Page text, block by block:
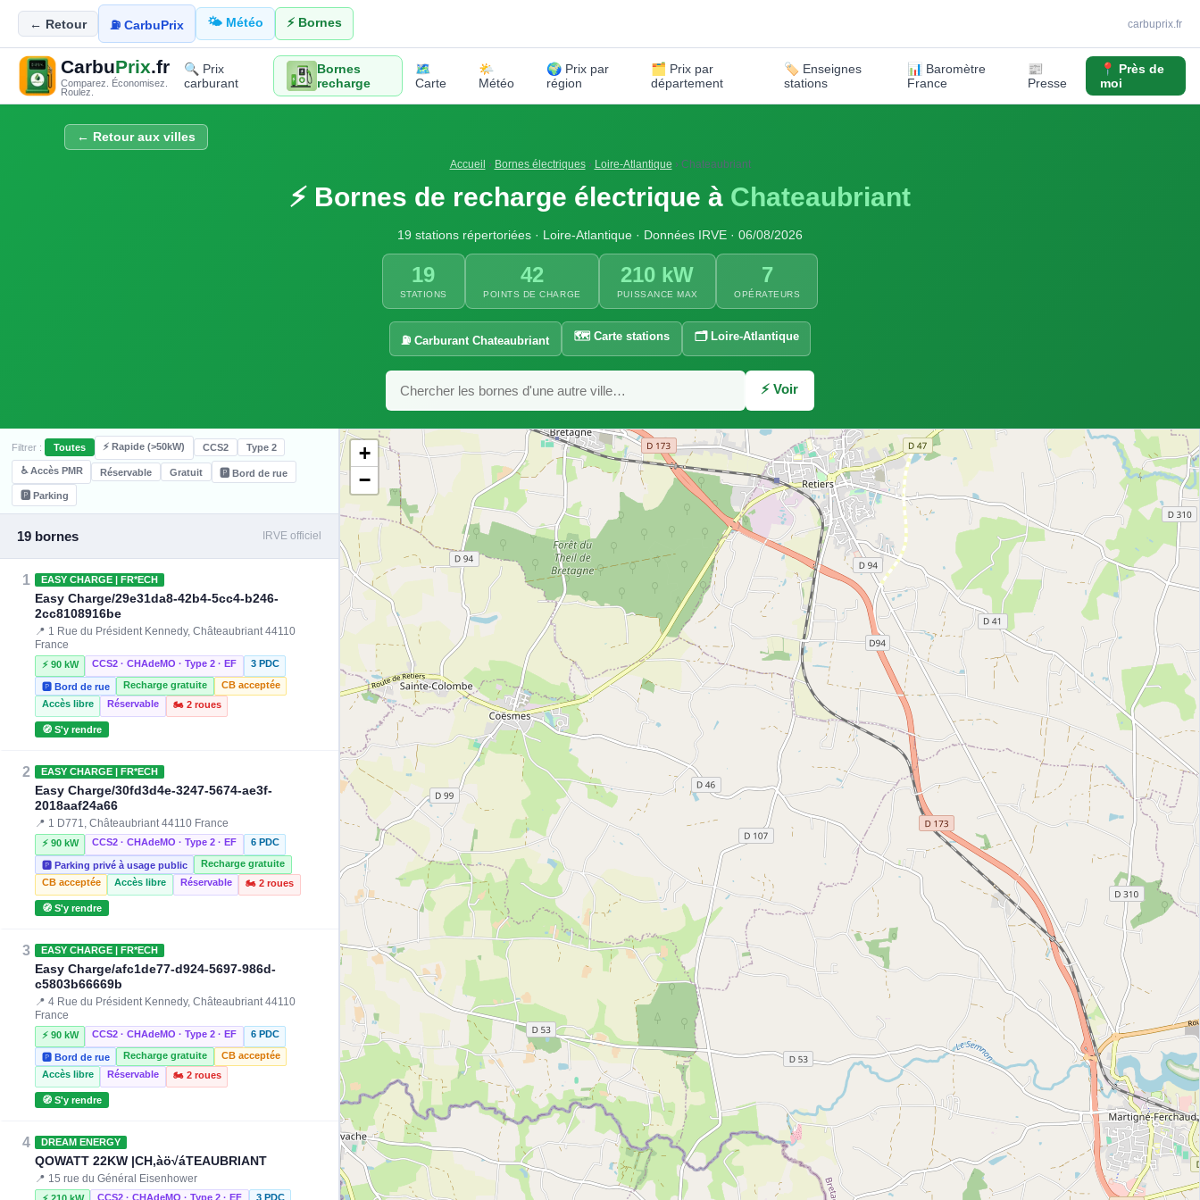
← Retour ⛽ CarbuPrix 🌤️ Météo ⚡ Bornes carbuprix.fr
CarbuPrix.fr
Comparez. Économisez.
Roulez.
🔍 Prix
carburant
Bornes
recharge
🗺️
Carte
🌤️
Météo
🌍 Prix par
région
🗂️ Prix par
département
🏷️ Enseignes
stations
📊 Baromètre
France
📰
Presse
📍 Près de
moi
← Retour aux villes
Accueil › Bornes électriques› Loire-Atlantique › Chateaubriant
⚡ Bornes de recharge électrique à Chateaubriant
19 stations répertoriées · Loire-Atlantique · Données IRVE · 06/08/2026
19
STATIONS
42
POINTS DE CHARGE
210 kW
PUISSANCE MAX
7
OPÉRATEURS
⛽ Carburant Chateaubriant 🗺️ Carte stations 🗂️ Loire-Atlantique
⚡ Voir
Filtrer : Toutes ⚡ Rapide (>50kW) CCS2 Type 2
♿ Accès PMR Réservable Gratuit 🅿️ Bord de rue
🅿️ Parking
19 bornes IRVE officiel
1 EASY CHARGE | FR*ECH
Easy Charge/29e31da8-42b4-5cc4-b246-
2cc8108916be
📍 1 Rue du Président Kennedy, Châteaubriant 44110
France
⚡ 90 kW CCS2 · CHAdeMO · Type 2 · EF 3 PDC
🅿️ Bord de rue Recharge gratuite
CB acceptée
Accès libre
Réservable 🏍️ 2 roues
🧭 S'y rendre
2 EASY CHARGE | FR*ECH
Easy Charge/30fd3d4e-3247-5674-ae3f-
2018aaf24a66
📍 1 D771, Châteaubriant 44110 France
⚡ 90 kW CCS2 · CHAdeMO · Type 2 · EF 6 PDC
🅿️ Parking privé à usage public
Recharge gratuite
CB acceptée
Accès libre Réservable 🏍️ 2 roues
🧭 S'y rendre
3 EASY CHARGE | FR*ECH
Easy Charge/afc1de77-d924-5697-986d-
c5803b66669b
📍 4 Rue du Président Kennedy, Châteaubriant 44110
France
⚡ 90 kW CCS2 · CHAdeMO · Type 2 · EF 6 PDC
🅿️ Bord de rue Recharge gratuite
CB acceptée
Accès libre
Réservable 🏍️ 2 roues
🧭 S'y rendre
4 DREAM ENERGY
QOWATT 22KW |CH‚àö√áTEAUBRIANT
📍 15 rue du Général Eisenhower
CCS2 · CHAdeMO · Type 2 · EF 3 PDC
+
−